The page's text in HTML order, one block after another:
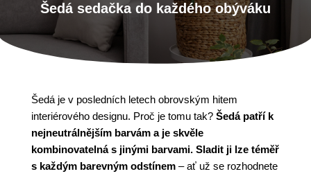
Šedá sedačka do každého obýváku
Šedá je v posledních letech obrovským hitem
interiérového designu. Proč je tomu tak? Šedá patří k
nejneutrálnějším barvám a je skvěle
kombinovatelná s jinými barvami. Sladit ji lze téměř
s každým barevným odstínem – ať už se rozhodnete